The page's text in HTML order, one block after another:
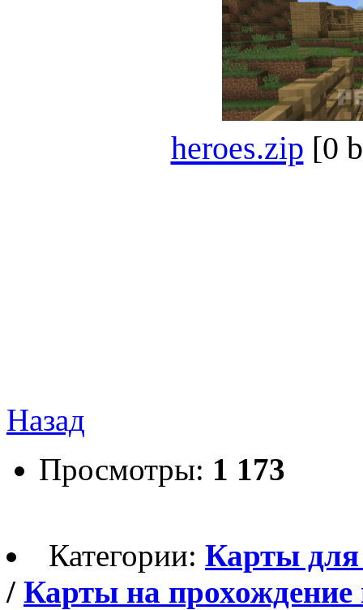
heroes.zip [0
Назад
Просмотры: 1 173
Категории:Карты для
/ Карты на